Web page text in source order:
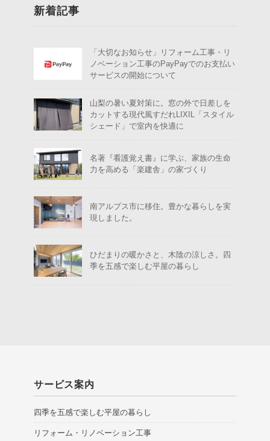
新着記事
「大切なお知らせ」リフォーム工事・リ
ノベーション工事のPayPayでのお支払い
サービスの開始について
山梨の暑い夏対策に。窓の外で日差しを
カットする現代風すだれLIXIL「スタイル
シェード」で室内を快適に
名著『看護覚え書』に学ぶ、家族の生命
力を高める「楽建舎」の家づくり
南アルプス市に移住。豊かな暮らしを実
現しました。
ひだまりの暖かさと、木陰の涼しさ。四
季を五感で楽しむ平屋の暮らし
サービス案内
四季を五感で楽しむ平屋の暮らし
リフォーム・リノベーション工事